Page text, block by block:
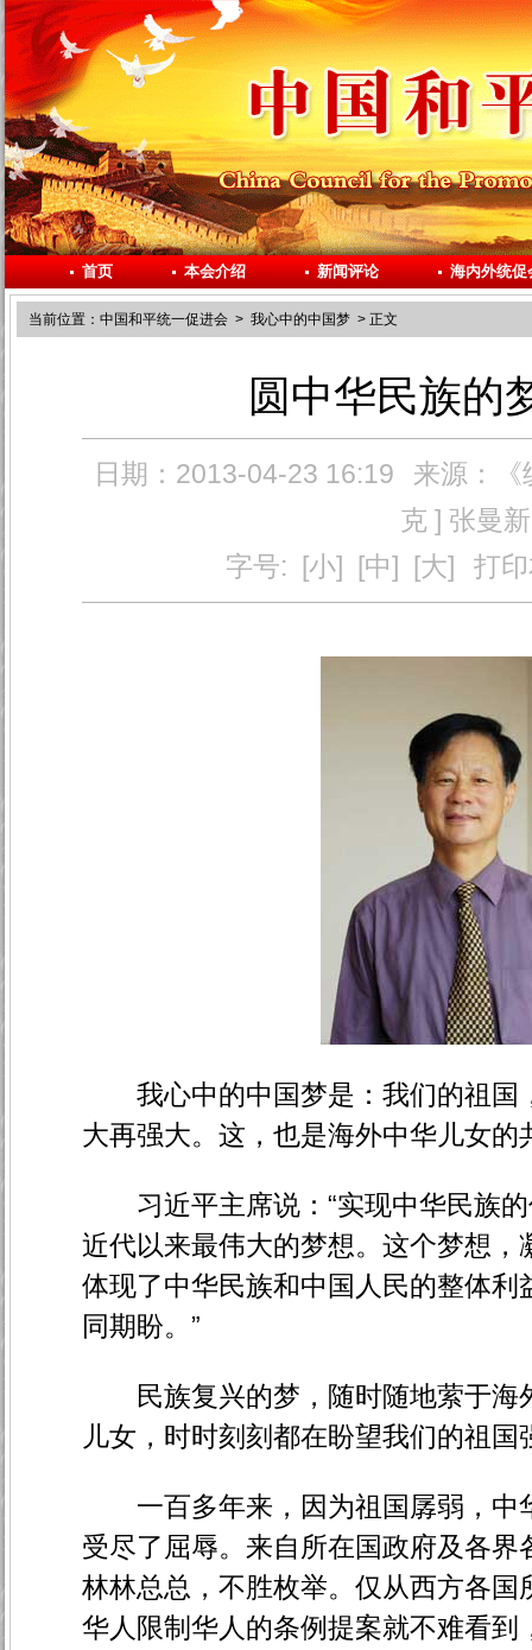
首页 本会介绍 新闻评论 海内外统促
当前位置： 中国和平统一促进会 > 我心中的中国梦 > 正文
圆中华民族的
日期：2013-04-23 16:19
来源：《
克 ] 张曼新
字号: [小] [中] [大] 打
我心中的中国梦是：我们的祖国
大再强大。这，也是海外中华儿女的
习近平主席说：“实现中华民族的
近代以来最伟大的梦想。这个梦想
体现了中华民族和中国人民的整体
同期盼。”
民族复兴的梦，随时随地萦于海
儿女，时时刻刻都在盼望我们的祖国
一百多年来，因为祖国孱弱，中
受尽了屈辱。来自所在国政府及各
林林总总，不胜枚举。仅从西方各
华人限制华人的条例提案就不难看